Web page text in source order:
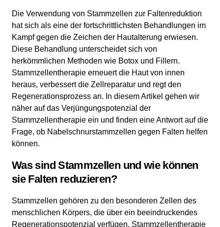
Die Verwendung von Stammzellen zur Faltenreduktion
hat sich als eine der fortschrittlichsten Behandlungen im
Kampf gegen die Zeichen der Hautalterung erwiesen.
Diese Behandlung unterscheidet sich von
herkömmlichen Methoden wie Botox und Fillern.
Stammzellentherapie erneuert die Haut von innen
heraus, verbessert die Zellreparatur und regt den
Regenerationsprozess an. In diesem Artikel gehen wir
näher auf das Verjüngungspotenzial der
Stammzellentherapie ein und finden eine Antwort auf die
Frage, ob Nabelschnurstammzellen gegen Falten helfen
können.
Was sind Stammzellen und wie können
sie Falten reduzieren?
Stammzellen gehören zu den besonderen Zellen des
menschlichen Körpers, die über ein beeindruckendes
Regenerationspotenzial verfügen. Stammzellentherapie